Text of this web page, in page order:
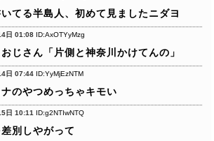
てる半島人、初めて見ましたニダヨ
日 01:08 ID:AxOTYyMzg
じさん「片側と神奈川かけてんの」
日 07:44 ID:YyMjEzNTM
のやつめっちゃキモい
日 10:11 ID:g2NTIwNTQ
別しやがって